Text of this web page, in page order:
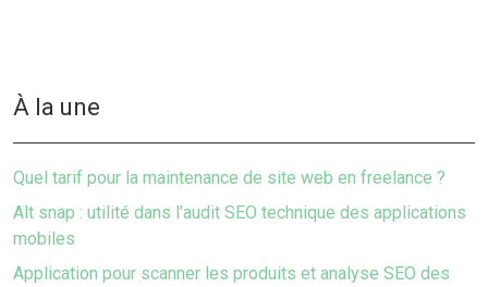
À la une
Quel tarif pour la maintenance de site web en freelance ?
Alt snap : utilité dans l’audit SEO technique des applications
mobiles
Application pour scanner les produits et analyse SEO des